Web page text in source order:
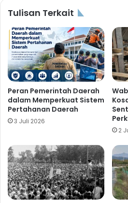
Tulisan Terkait
Peran Pemerintah Daerah
dalam Memperkuat Sistem
Pertahanan Daerah
3 Juli 2026
2